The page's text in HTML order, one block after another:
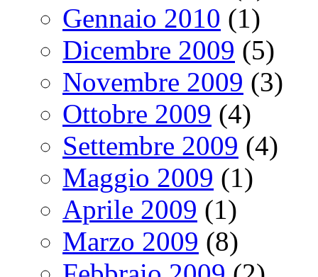
Gennaio 2010 (1)
Dicembre 2009 (5)
Novembre 2009 (3)
Ottobre 2009 (4)
Settembre 2009 (4)
Maggio 2009 (1)
Aprile 2009 (1)
Marzo 2009 (8)